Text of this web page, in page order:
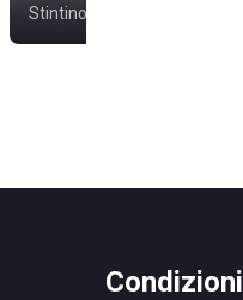
Stintino
Condizioni